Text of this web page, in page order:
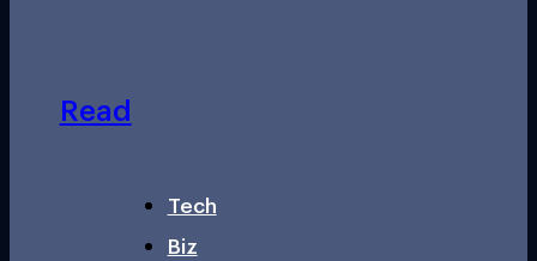
Read
Tech
Biz